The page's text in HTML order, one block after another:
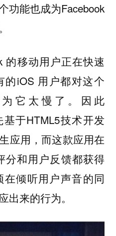
功能也成为Facebook
的移动用户正在快速
iOS 用户都对这个
它太慢了。因此
基于HTML5技术开发
应用，而这款应用在
分和用户反馈都获得
倾听用户声音的同
出来的行为。